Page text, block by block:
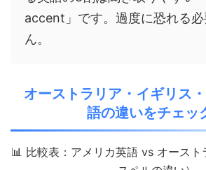
accent」です。過度に恐れる
ん。
オーストラリア・イギリス
語の違いをチェッ
📊 比較表：アメリカ英語 vs オースト